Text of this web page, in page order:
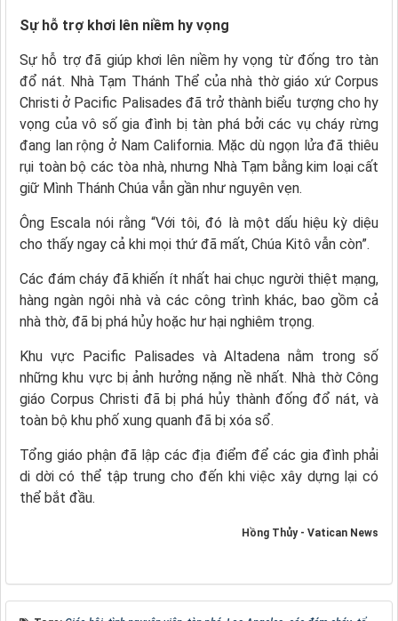
Sự hỗ trợ khơi lên niềm hy vọng
Sự hỗ trợ đã giúp khơi lên niềm hy vọng từ đống tro tàn
đổ nát. Nhà Tạm Thánh Thể của nhà thờ giáo xứ Corpus
Christi ở Pacific Palisades đã trở thành biểu tượng cho hy
vọng của vô số gia đình bị tàn phá bởi các vụ cháy rừng
đang lan rộng ở Nam California. Mặc dù ngọn lửa đã thiêu
rụi toàn bộ các tòa nhà, nhưng Nhà Tạm bằng kim loại cất
giữ Mình Thánh Chúa vẫn gần như nguyên vẹn.
Ông Escala nói rằng “Với tôi, đó là một dấu hiệu kỳ diệu
cho thấy ngay cả khi mọi thứ đã mất, Chúa Kitô vẫn còn”.
Các đám cháy đã khiến ít nhất hai chục người thiệt mạng,
hàng ngàn ngôi nhà và các công trình khác, bao gồm cả
nhà thờ, đã bị phá hủy hoặc hư hại nghiêm trọng.
Khu vực Pacific Palisades và Altadena nằm trong số
những khu vực bị ảnh hưởng nặng nề nhất. Nhà thờ Công
giáo Corpus Christi đã bị phá hủy thành đống đổ nát, và
toàn bộ khu phố xung quanh đã bị xóa sổ.
Tổng giáo phận đã lập các địa điểm để các gia đình phải
di dời có thể tập trung cho đến khi việc xây dựng lại có
thể bắt đầu.
Hồng Thủy - Vatican News